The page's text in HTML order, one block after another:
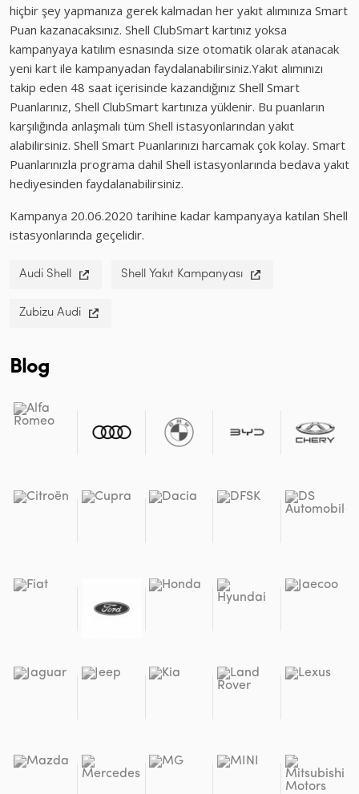
hiçbir şey yapmanıza gerek kalmadan her yakıt alımınıza Smart
Puan kazanacaksınız. Shell ClubSmart kartınız yoksa
kampanyaya katılım esnasında size otomatik olarak atanacak
yeni kart ile kampanyadan faydalanabilirsiniz.Yakıt alımınızı
takip eden 48 saat içerisinde kazandığınız Shell Smart
Puanlarınız, Shell ClubSmart kartınıza yüklenir. Bu puanların
karşılığında anlaşmalı tüm Shell istasyonlarından yakıt
alabilirsiniz. Shell Smart Puanlarınızı harcamak çok kolay. Smart
Puanlarınızla programa dahil Shell istasyonlarında bedava yakıt
hediyesinden faydalanabilirsiniz.
Kampanya 20.06.2020 tarihine kadar kampanyaya katılan Shell
istasyonlarında geçelidir.
Audi Shell Shell Yakıt Kampanyası
Zubizu Audi
Blog